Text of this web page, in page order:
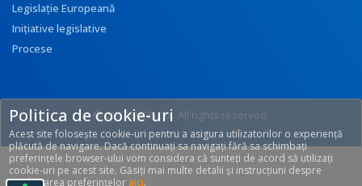
Legislație Europeană
Inițiative legislative
Procese
© 2017 UEFISCDI. All rights reserved.
[T: 0.2927, O: 92]
Politica de cookie-uri
Acest site folosește cookie-uri pentru a asigura utilizatorilor o experiență
plăcută de navigare. Dacă continuați sa navigați fără sa schimbați
preferințele browser-ului vom considera că sunteți de acord să utilizați
cookie-uri pe acest site. Găsiți mai multe detalii și instrucțiuni despre
modificarea preferințelor aici.